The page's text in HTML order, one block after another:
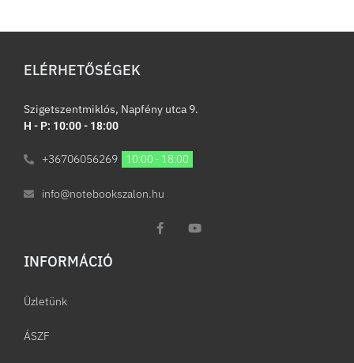
ELÉRHETŐSÉGEK
Szigetszentmiklós, Napfény utca 9.
H - P: 10:00 - 18:00
+36706056269 10:00 - 18:00
info@notebookszalon.hu
INFORMÁCIÓ​
Üzletünk
ÁSZF